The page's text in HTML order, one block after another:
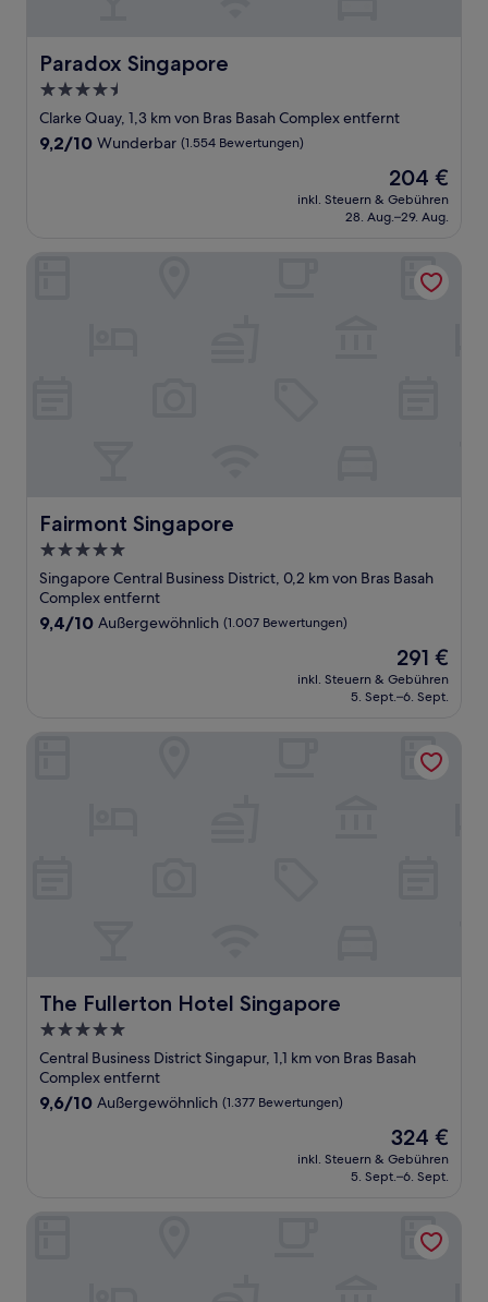
Paradox Singapore
Paradox Singapore
4.5-
Sterne-
Unterkunft
Clarke Quay, 1,3 km von Bras Basah Complex entfernt
9.2
9,2/10 Wunderbar (1.554 Bewertungen)
Der
Preis
beträgt
204 €
inkl. Steuern & Gebühren
28. Aug.–29. Aug.
Fairmont Singapore
Fairmont Singapore
5.0-
Sterne-
Unterkunft
Singapore Central Business District, 0,2 km von Bras Basah
Complex entfernt
9.4
9,4/10 Außergewöhnlich (1.007 Bewertungen)
Der
Preis
beträgt
291 €
inkl. Steuern & Gebühren
5. Sept.–6. Sept.
The Fullerton Hotel Singapore
The Fullerton Hotel Singapore
5.0-
Sterne-
Unterkunft
Central Business District Singapur, 1,1 km von Bras Basah
Complex entfernt
9.6
9,6/10 Außergewöhnlich (1.377 Bewertungen)
Der
Preis
beträgt
324 €
inkl. Steuern & Gebühren
5. Sept.–6. Sept.